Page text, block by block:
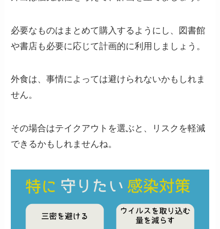
必要なものはまとめて購入するようにし、図書館
や書店も必要に応じて計画的に利用しましょう。
外食は、事情によっては避けられないかもしれま
せん。
その場合はテイクアウトを選ぶと、リスクを軽減
できるかもしれませんね。